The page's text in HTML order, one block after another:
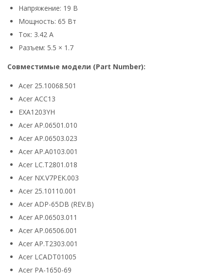
Напряжение: 19 В
Мощность: 65 Вт
Ток: 3.42 А
Разъем: 5.5 × 1.7
Совместимые модели (Part Number):
Acer 25.10068.501
Acer ACC13
EXA1203YH
Acer AP.06501.010
Acer AP.06503.023
Acer AP.A0103.001
Acer LC.T2801.018
Acer NX.V7PEK.003
Acer 25.10110.001
Acer ADP-65DB (REV.B)
Acer AP.06503.011
Acer AP.06506.001
Acer AP.T2303.001
Acer LCADT01005
Acer PA-1650-69